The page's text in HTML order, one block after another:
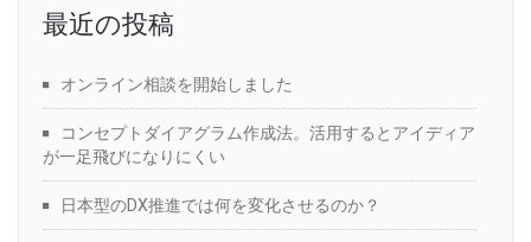
最近の投稿
オンライン相談を開始しました
コンセプトダイアグラム作成法。活用するとアイディア
が一足飛びになりにくい
日本型のDX推進では何を変化させるのか？